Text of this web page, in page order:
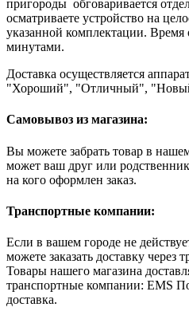
пригороды обговаривается
осматриваете устройство на
указанной комплектации. Время
минутами.
Доставка осуществляется
"Хороший", "Отличный",
Самовывоз из магазина:
Вы можете забрать товар в
может ваш друг или
на кого оформлен заказ.
Транспортные компании:
Если в вашем городе не
можете заказать доставку
Товары нашего магазина
транспортные компании: EMS
доставка.